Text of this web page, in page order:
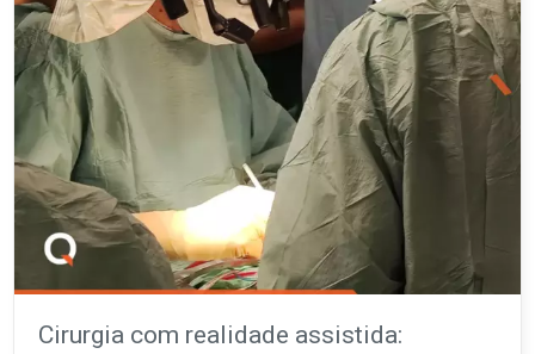
Cirurgia com realidade assistida: